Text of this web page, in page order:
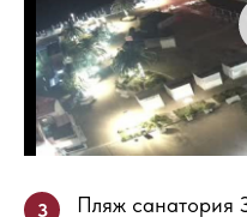
3
Пляж санатория